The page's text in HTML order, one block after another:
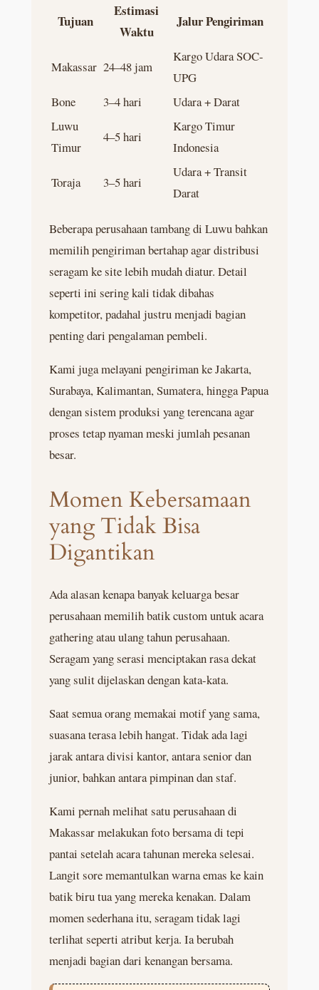
Tujuan
Estimasi
Waktu
Jalur Pengiriman
Makassar 24–48 jam
Kargo Udara SOC-
UPG
Bone
3–4 hari
Udara + Darat
Luwu
Timur
4–5 hari
Kargo Timur
Indonesia
Toraja 3–5 hari
Udara + Transit
Darat
Beberapa perusahaan tambang di Luwu bahkan
memilih pengiriman bertahap agar distribusi
seragam ke site lebih mudah diatur. Detail
seperti ini sering kali tidak dibahas
kompetitor, padahal justru menjadi bagian
penting dari pengalaman pembeli.
Kami juga melayani pengiriman ke Jakarta,
Surabaya, Kalimantan, Sumatera, hingga Papua
dengan sistem produksi yang terencana agar
proses tetap nyaman meski jumlah pesanan
besar.
Momen Kebersamaan
yang Tidak Bisa
Digantikan
Ada alasan kenapa banyak keluarga besar
perusahaan memilih batik custom untuk acara
gathering atau ulang tahun perusahaan.
Seragam yang serasi menciptakan rasa dekat
yang sulit dijelaskan dengan kata-kata.
Saat semua orang memakai motif yang sama,
suasana terasa lebih hangat. Tidak ada lagi
jarak antara divisi kantor, antara senior dan
junior, bahkan antara pimpinan dan staf.
Kami pernah melihat satu perusahaan di
Makassar melakukan foto bersama di tepi
pantai setelah acara tahunan mereka selesai.
Langit sore memantulkan warna emas ke kain
batik biru tua yang mereka kenakan. Dalam
momen sederhana itu, seragam tidak lagi
terlihat seperti atribut kerja. Ia berubah
menjadi bagian dari kenangan bersama.